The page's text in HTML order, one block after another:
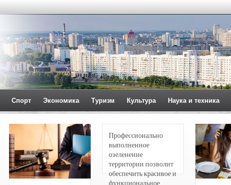
Спорт Экономика Туризм Культура Наука и техника
Профессионально
выполненное
озеленение
территории позволит
обеспечить красивое и
функциональное